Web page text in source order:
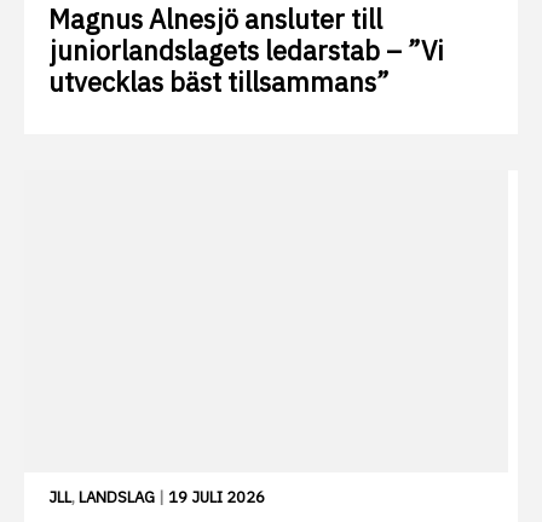
Magnus Alnesjö ansluter till
juniorlandslagets ledarstab – ”Vi
utvecklas bäst tillsammans”
JLL,LANDSLAG | 19 JULI 2026